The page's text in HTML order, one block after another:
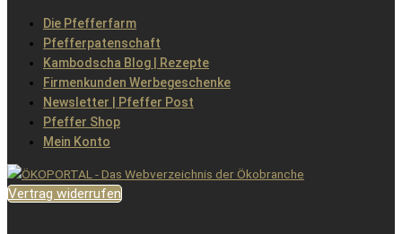
Die Pfefferfarm
Pfefferpatenschaft
Kambodscha Blog | Rezepte
Firmenkunden Werbegeschenke
Newsletter | Pfeffer Post
Pfeffer Shop
Mein Konto
Vertrag widerrufen